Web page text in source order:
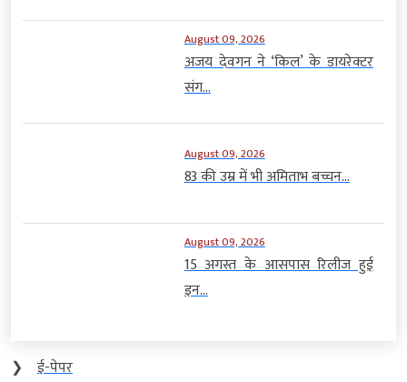
August 09, 2026
अजय देवगन ने ‘किल’ के डायरेक्टर
संग...
August 09, 2026
83 की उम्र में भी अमिताभ बच्चन...
August 09, 2026
15 अगस्त के आसपास रिलीज हुई
इन...
❯
ई-पेपर